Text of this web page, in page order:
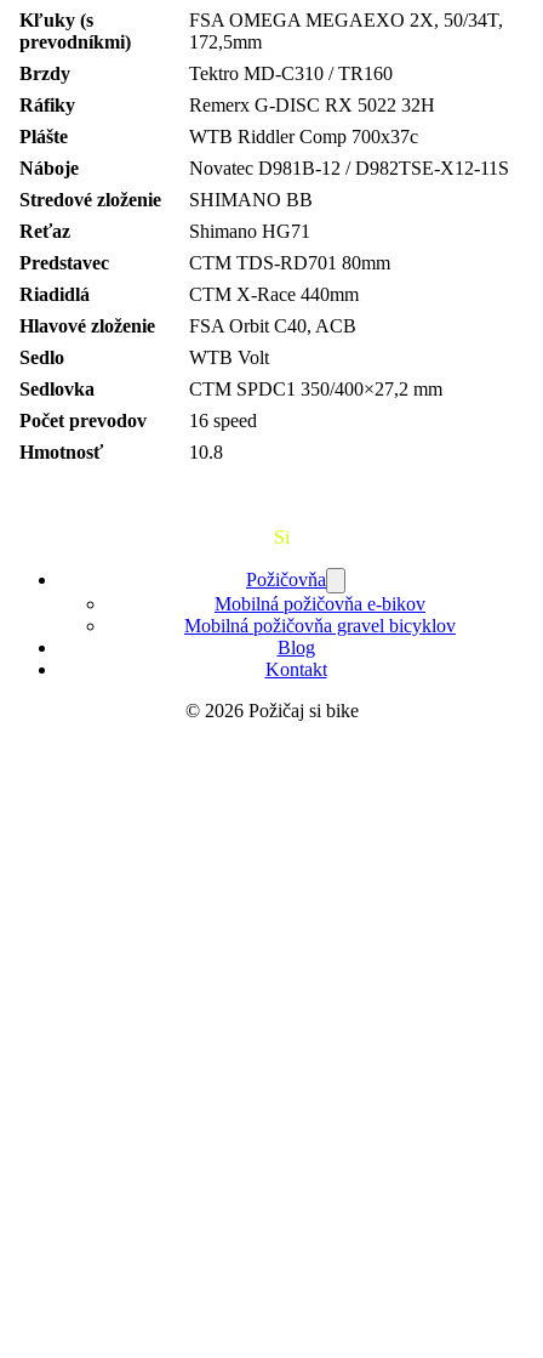
Kľuky (s
prevodníkmi)
FSA OMEGA MEGAEXO 2X, 50/34T,
172,5mm
Brzdy
Tektro MD-C310 / TR160
Ráfiky
Remerx G-DISC RX 5022 32H
Plášte
WTB Riddler Comp 700x37c
Náboje
Novatec D981B-12 / D982TSE-X12-11S
Stredové zloženie
SHIMANO BB
Reťaz
Shimano HG71
Predstavec
CTM TDS-RD701 80mm
Riadidlá
CTM X-Race 440mm
Hlavové zloženie
FSA Orbit C40, ACB
Sedlo
WTB Volt
Sedlovka
CTM SPDC1 350/400×27,2 mm
Počet prevodov
16 speed
Hmotnosť
10.8
Si
Požičovňa
Mobilná požičovňa e-bikov
Mobilná požičovňa gravel bicyklov
Blog
Kontakt
© 2026 Požičaj si bike